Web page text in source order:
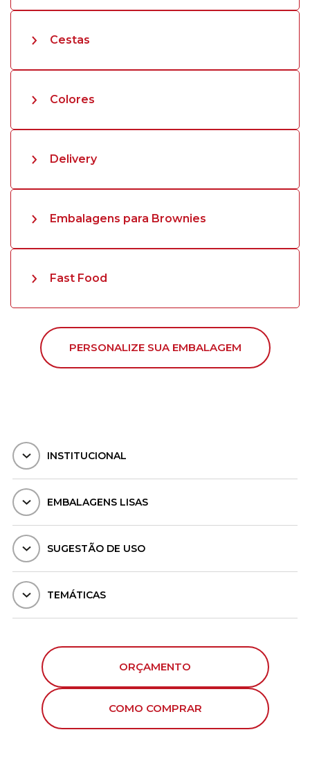
Cestas
Colores
Delivery
Embalagens para Brownies
Fast Food
PERSONALIZE SUA EMBALAGEM
INSTITUCIONAL
EMBALAGENS LISAS
SUGESTÃO DE USO
TEMÁTICAS
ORÇAMENTO
COMO COMPRAR